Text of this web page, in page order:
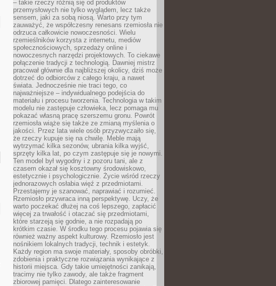
– takie rzeczy różnią się od produktów
przemysłowych nie tylko wyglądem, lecz także
sensem, jaki za sobą niosą. Warto przy tym
zauważyć, że współczesny renesans rzemiosła nie
odrzuca całkowicie nowoczesności. Wielu
rzemieślników korzysta z internetu, mediów
społecznościowych, sprzedaży online i
nowoczesnych narzędzi projektowych. To ciekawe
połączenie tradycji z technologią. Dawniej mistrz
pracował głównie dla najbliższej okolicy, dziś może
dotrzeć do odbiorców z całego kraju, a nawet
świata. Jednocześnie nie traci tego, co
najważniejsze – indywidualnego podejścia do
materiału i procesu tworzenia. Technologia w takim
modelu nie zastępuje człowieka, lecz pomaga mu
pokazać własną pracę szerszemu gronu. Powrót
rzemiosła wiąże się także ze zmianą myślenia o
jakości. Przez lata wiele osób przyzwyczaiło się,
że rzeczy kupuje się na chwilę. Meble mają
wytrzymać kilka sezonów, ubrania kilka wyjść,
sprzęty kilka lat, po czym zastępuje się je nowymi.
Ten model był wygodny i z pozoru tani, ale z
czasem okazał się kosztowny środowiskowo,
estetycznie i psychologicznie. Życie wśród rzeczy
jednorazowych osłabia więź z przedmiotami.
Przestajemy je szanować, naprawiać i rozumieć.
Rzemiosło przywraca inną perspektywę. Uczy, że
warto poczekać dłużej na coś lepszego, zapłacić
więcej za trwałość i otaczać się przedmiotami,
które starzeją się godnie, a nie rozpadają po
krótkim czasie. W środku tego procesu pojawia się
również ważny aspekt kulturowy. Rzemiosło jest
nośnikiem lokalnych tradycji, technik i estetyk.
Każdy region ma swoje materiały, sposoby obróbki,
zdobienia i praktyczne rozwiązania wynikające z
historii miejsca. Gdy takie umiejętności zanikają,
tracimy nie tylko zawody, ale także fragment
zbiorowej pamięci. Dlatego zainteresowanie